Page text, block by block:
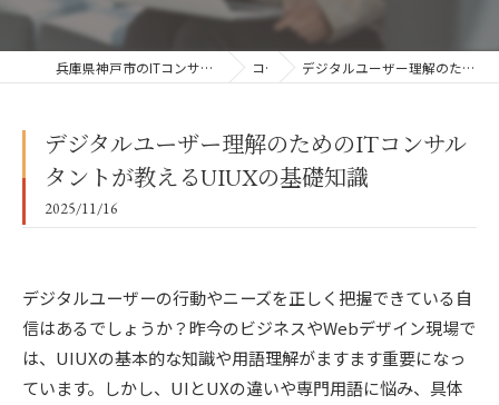
兵庫県神戸市のITコンサルタントなら合同会社グラン・パルティータ コラム デジタルユーザー理解のためのITコンサルタントが教えるUIUXの基礎知識
デジタルユーザー理解のためのITコンサル
タントが教えるUIUXの基礎知識
2025/11/16
デジタルユーザーの行動やニーズを正しく把握できている自
信はあるでしょうか？昨今のビジネスやWebデザイン現場で
は、UIUXの基本的な知識や用語理解がますます重要になっ
ています。しかし、UIとUXの違いや専門用語に悩み、具体